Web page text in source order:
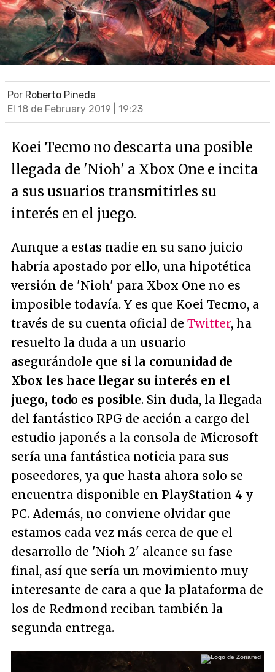
Por Roberto Pineda
El 18 de February 2019 | 19:23
Koei Tecmo no descarta una posible
llegada de 'Nioh' a Xbox One e incita
a sus usuarios transmitirles su
interés en el juego.
Aunque a estas nadie en su sano juicio
habría apostado por ello, una hipotética
versión de 'Nioh' para Xbox One no es
imposible todavía. Y es que Koei Tecmo, a
través de su cuenta oficial de Twitter, ha
resuelto la duda a un usuario
asegurándole que si la comunidad de
Xbox les hace llegar su interés en el
juego, todo es posible. Sin duda, la llegada
del fantástico RPG de acción a cargo del
estudio japonés a la consola de Microsoft
sería una fantástica noticia para sus
poseedores, ya que hasta ahora solo se
encuentra disponible en PlayStation 4 y
PC. Además, no conviene olvidar que
estamos cada vez más cerca de que el
desarrollo de 'Nioh 2' alcance su fase
final, así que sería un movimiento muy
interesante de cara a que la plataforma de
los de Redmond reciban también la
segunda entrega.